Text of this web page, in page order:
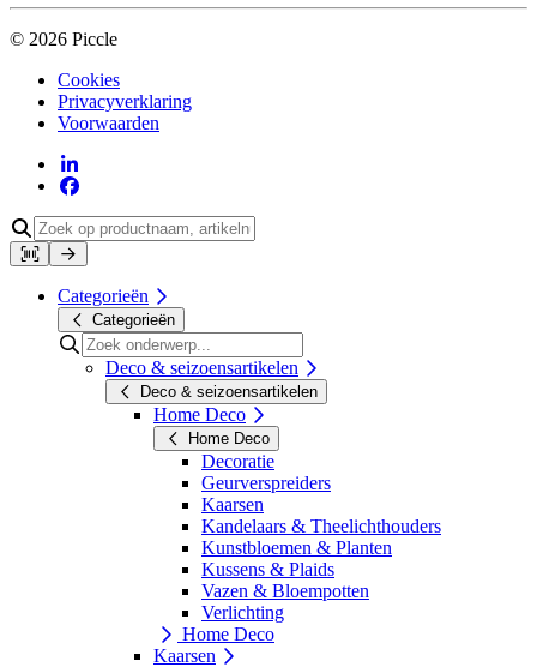
© 2026 Piccle
Cookies
Privacyverklaring
Voorwaarden
Categorieën
Categorieën
Deco & seizoensartikelen
Deco & seizoensartikelen
Home Deco
Home Deco
Decoratie
Geurverspreiders
Kaarsen
Kandelaars & Theelichthouders
Kunstbloemen & Planten
Kussens & Plaids
Vazen & Bloempotten
Verlichting
Home Deco
Kaarsen